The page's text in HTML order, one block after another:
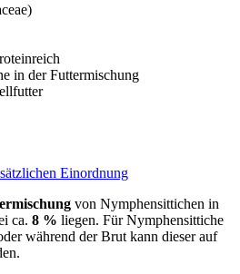
in der Futtermischung
Einordnung
von Nymphensittichen in
ca. 8 % liegen. Für Nymphensittiche
während der Brut kann dieser auf